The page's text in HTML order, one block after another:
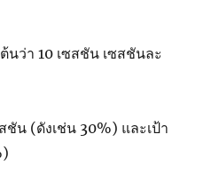
นว่า 10 เซสชัน เซสชันละ
น (ดังเช่น 30%) และเป้า